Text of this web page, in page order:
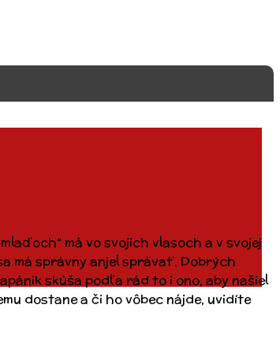
má vo svojich vlasoch a v svojej
má správny anjel správať. Dobrých
skúša podľa rád to i ono, aby našiel
dostane a či ho vôbec nájde, uvidíte